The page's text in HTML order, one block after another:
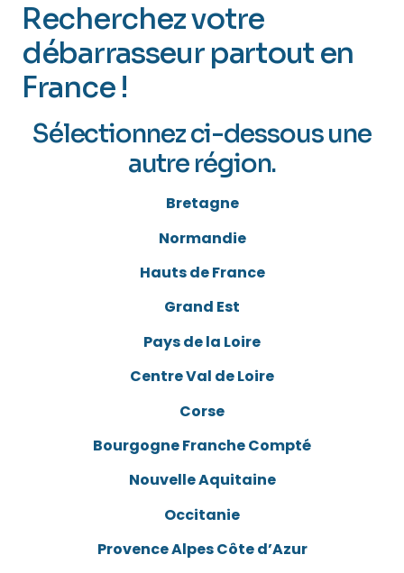
Recherchez votre
débarrasseur partout en
France !
Sélectionnez ci-dessous une
autre région.
Bretagne
Normandie
Hauts de France
Grand Est
Pays de la Loire
Centre Val de Loire
Corse
Bourgogne Franche Compté
Nouvelle Aquitaine
Occitanie
Provence Alpes Côte d’Azur